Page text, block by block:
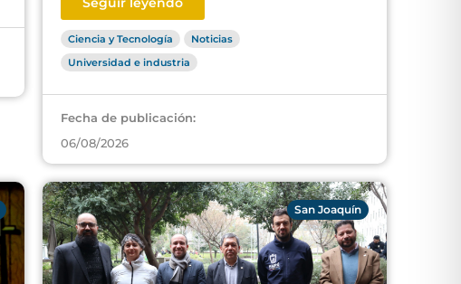
Ciencia y Tecnología
Noticias
Universidad e industria
Fecha de publicación:
06/08/2026
San Joaquín